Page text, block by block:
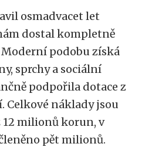
osmadvacet let
dostal kompletně
podobu získá
sprchy a sociální
podpořila dotace z
náklady jsou
12 milionů korun, v
pět milionů.